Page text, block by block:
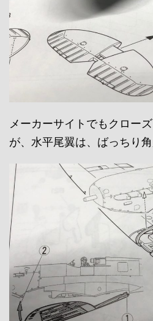
メーカーサイトでもクロー
が、水平尾翼は、ばっちり